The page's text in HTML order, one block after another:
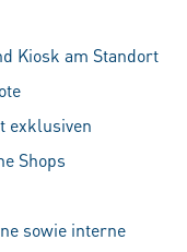
Kiosk am Standort
exklusiven
Shops
sowie interne